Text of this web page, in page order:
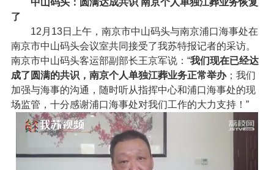
了
12月13日上午，南京市中山码头与南京浦口海事处在
南京市中山码头会议室共同接受了我苏特报记者的采访。
南京市中山码头客运部副部长王京军说：“我们现在已经达
成了圆满的共识，南京个人单独江葬业务正常举办；我们
加强与海事的沟通，随时听从指挥中心和浦口海事处的现
场监管，十分感谢浦口海事处对我们工作的大力支持！”